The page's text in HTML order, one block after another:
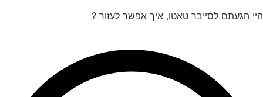
הגעתם לסייבר טאטו, איך אפשר לעזור ?